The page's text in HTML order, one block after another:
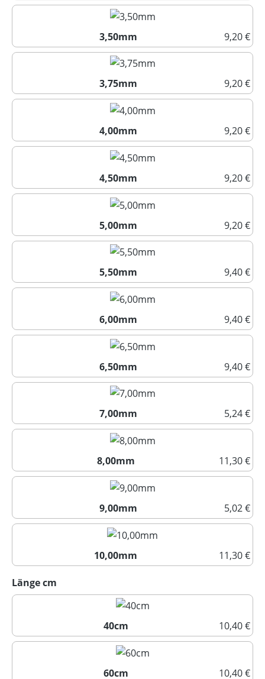
3,25mm
3,50mm
9,20 €
3,50mm
3,75mm
9,20 €
3,75mm
4,00mm
9,20 €
4,00mm
4,50mm
9,20 €
4,50mm
5,00mm
9,20 €
5,00mm
5,50mm
9,40 €
5,50mm
6,00mm
9,40 €
6,00mm
6,50mm
9,40 €
6,50mm
7,00mm
5,24 €
7,00mm
8,00mm
11,30 €
8,00mm
9,00mm
5,02 €
9,00mm
10,00mm
11,30 €
Länge cm
40cm
10,40 €
40cm
60cm
10,40 €